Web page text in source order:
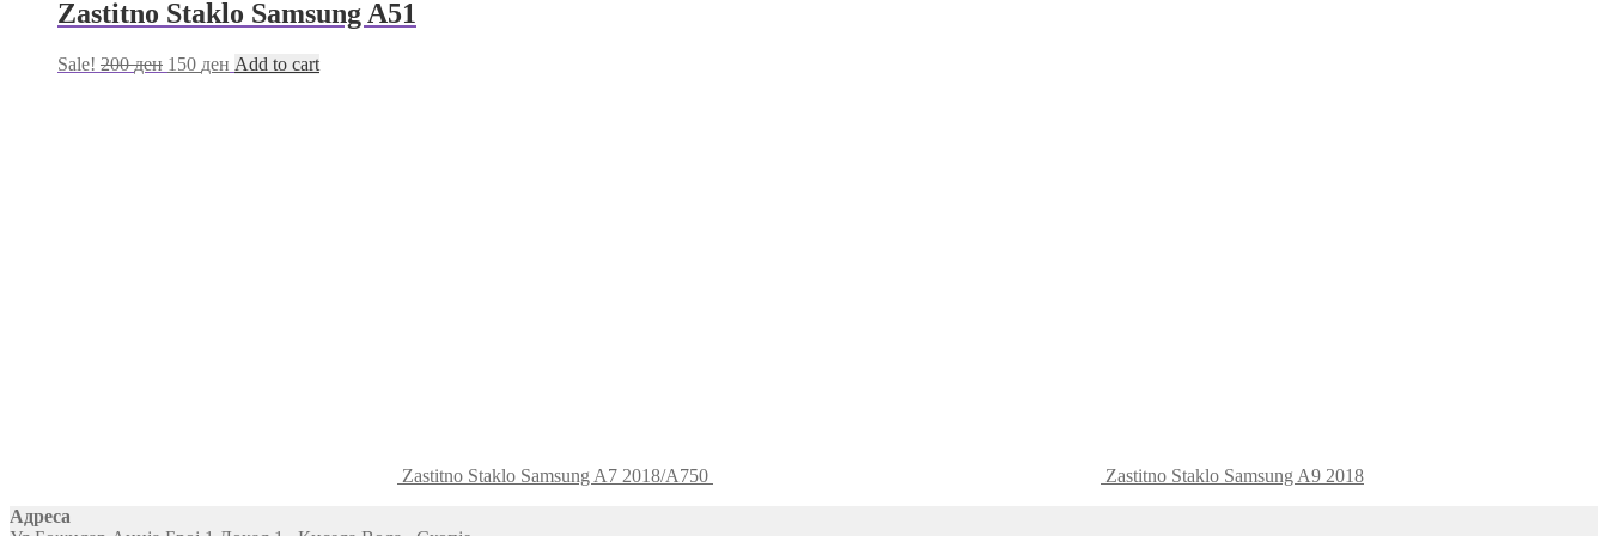
Zastitno Staklo Samsung A51
Sale! 200ден 150 ден Add to cart
Zastitno Staklo Samsung A7 2018/A750
Zastitno Staklo Samsung A9 2018
Адреса